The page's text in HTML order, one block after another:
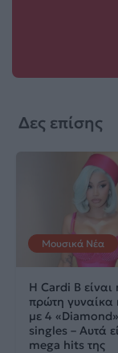
Δες επίσης
Μουσικά Νέα
Η Cardi B είναι
πρώτη γυναίκα
με 4 «Diamond»
singles – Αυτά
mega hits της